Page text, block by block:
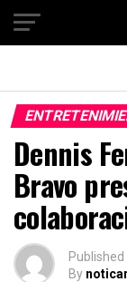
Dennis
Bravo
Published
By